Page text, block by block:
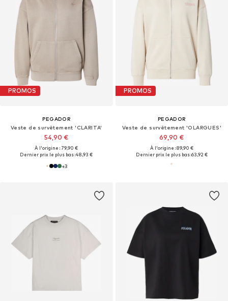
PROMOS
PEGADOR
Veste de survêtement 'CLARITA'
54,90 €
À l'origine : 79,90 €
Dernier prix le plus bas :48,93 €
+3
PROMOS
PEGADOR
Veste de survêtement 'OLARGUES'
69,90 €
À l'origine : 89,90 €
Dernier prix le plus bas :63,92 €